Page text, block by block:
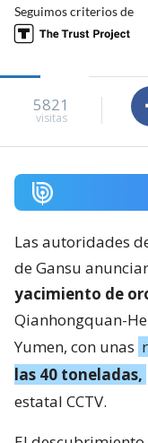
Seguimos criterios de
5821
visitas
Las autoridades
de Gansu
yacimiento de
Qianhongquan-
Yumen, con unas
las 40 toneladas,
estatal CCTV.